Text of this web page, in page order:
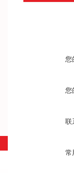
您
您
联
常